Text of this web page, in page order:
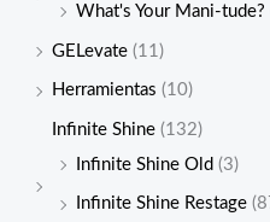
What's Your Mani-tude?
GELevate (11)
Herramientas (10)
Infinite Shine (132)
Infinite Shine Old (3)
Infinite Shine Restage